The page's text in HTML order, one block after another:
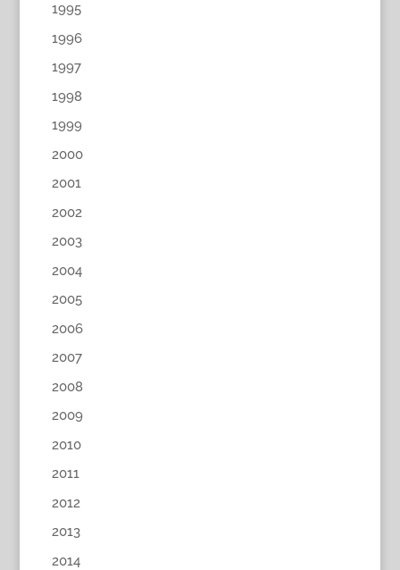
1995
1996
1997
1998
1999
2000
2001
2002
2003
2004
2005
2006
2007
2008
2009
2010
2011
2012
2013
2014